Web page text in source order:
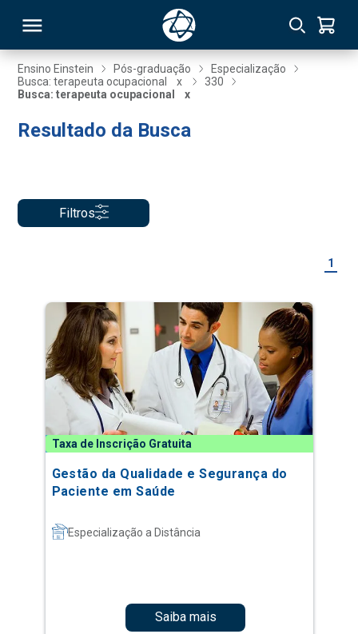
Ensino Einstein Pós-graduação
Especialização
Busca: terapeuta ocupacional
x
330
Busca: terapeuta ocupacional
x
Resultado da Busca
Filtros
1
Taxa de Inscrição Gratuita
Gestão da Qualidade e Segurança do
Paciente em Saúde
Especialização a Distância
Saiba mais